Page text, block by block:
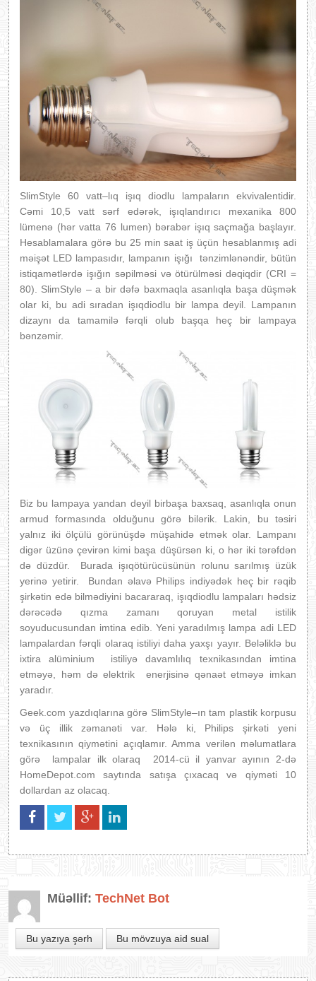
SlimStyle 60 vatt–lıq işıq diodlu lampaların ekvivalentidir.
Cəmi 10,5 vatt sərf edərək, işıqlandırıcı mexanika 800
lümenə (hər vatta 76 lumen) bərabər işıq saçmağa başlayır.
Hesablamalara görə bu 25 min saat iş üçün hesablanmış adi
məişət LED lampasıdır, lampanın işığı tənzimlənəndir, bütün
istiqamətlərdə işığın səpilməsi və ötürülməsi dəqiqdir (CRI =
80). SlimStyle – a bir dəfə baxmaqla asanlıqla başa düşmək
olar ki, bu adi sıradan işıqdiodlu bir lampa deyil. Lampanın
dizaynı da tamamilə fərqli olub başqa heç bir lampaya
bənzəmir.
Biz bu lampaya yandan deyil birbaşa baxsaq, asanlıqla onun
armud formasında olduğunu görə bilərik. Lakin, bu təsiri
yalnız iki ölçülü görünüşdə müşahidə etmək olar. Lampanı
digər üzünə çevirən kimi başa düşürsən ki, o hər iki tərəfdən
də düzdür. Burada işıqötürücüsünün rolunu sarılmış üzük
yerinə yetirir. Bundan əlavə Philips indiyədək heç bir rəqib
şirkətin edə bilmədiyini bacararaq, işıqdiodlu lampaları hədsiz
dərəcədə qızma zamanı qoruyan metal istilik
soyuducusundan imtina edib. Yeni yaradılmış lampa adi LED
lampalardan fərqli olaraq istiliyi daha yaxşı yayır. Beləliklə bu
ixtira alüminium istiliyə davamlılıq texnikasından imtina
etməyə, həm də elektrik enerjisinə qənaət etməyə imkan
yaradır.
Geek.com yazdıqlarına görə SlimStyle–ın tam plastik korpusu
və üç illik zəmanəti var. Hələ ki, Philips şirkəti yeni
texnikasının qiymətini açıqlamır. Amma verilən məlumatlara
görə lampalar ilk olaraq 2014-cü il yanvar ayının 2-də
HomeDepot.com saytında satışa çıxacaq və qiyməti 10
dollardan az olacaq.
Müəllif: TechNet Bot
Bu yazıya şərh Bu mövzuya aid sual